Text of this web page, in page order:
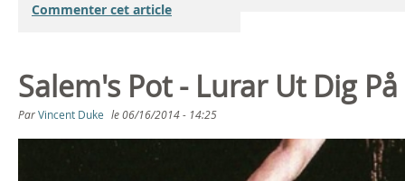
Commenter cet article
Salem's Pot - Lurar Ut Dig
ParVincent Duke le06/16/2014 - 14:25